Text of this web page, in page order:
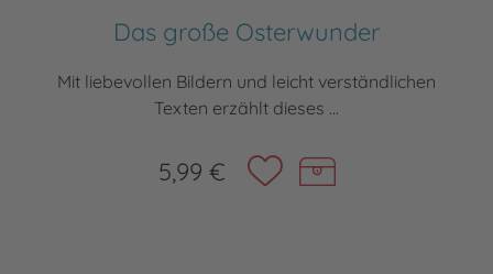
Das große Osterwunder
Mit liebevollen Bildern und leicht verständlichen
Texten erzählt dieses ...
5,99 €